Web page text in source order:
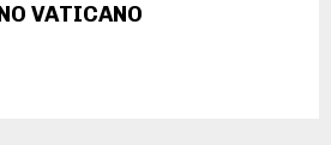
VATICANO